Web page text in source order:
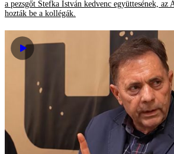
a pezsgőt Stefka István kedvenc együttesének, az
hozták be a kollégák.